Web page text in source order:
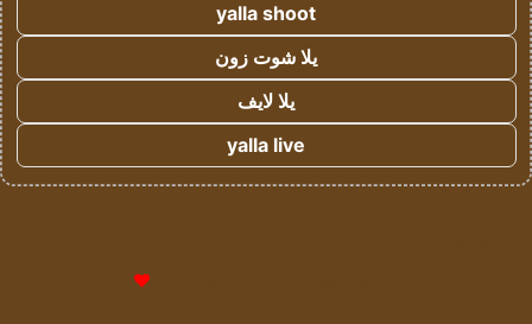
yalla shoot
يلا شوت زون
يلا لايف
yalla live